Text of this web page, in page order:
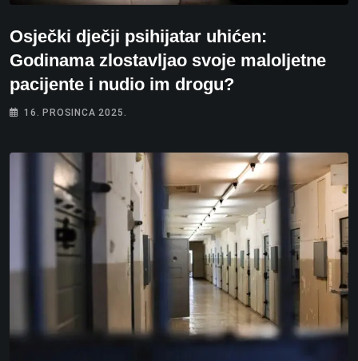
Osječki dječji psihijatar uhićen:
Godinama zlostavljao svoje maloljetne
pacijente i nudio im drogu?
16. PROSINCA 2025.